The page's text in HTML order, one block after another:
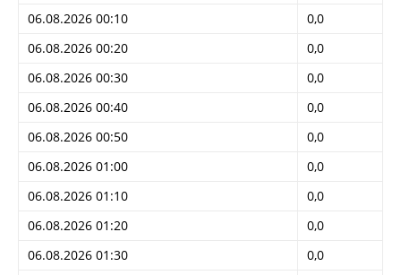
06.08.2026 00:10
0,0
06.08.2026 00:20
0,0
06.08.2026 00:30
0,0
06.08.2026 00:40
0,0
06.08.2026 00:50
0,0
06.08.2026 01:00
0,0
06.08.2026 01:10
0,0
06.08.2026 01:20
0,0
06.08.2026 01:30
0,0